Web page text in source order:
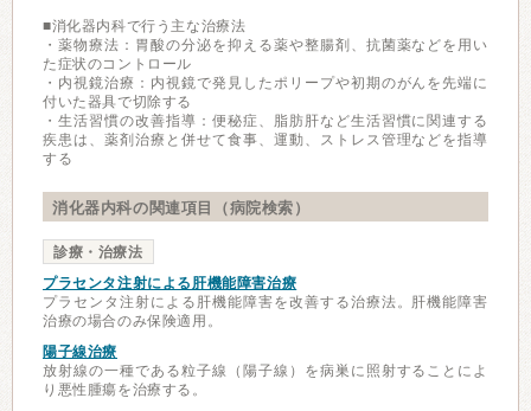
■消化器内科で行う主な治療法
・薬物療法：胃酸の分泌を抑える薬や整腸剤、抗菌薬などを用い
た症状のコントロール
・内視鏡治療：内視鏡で発見したポリープや初期のがんを先端に
付いた器具で切除する
・生活習慣の改善指導：便秘症、脂肪肝など生活習慣に関連する
疾患は、薬剤治療と併せて食事、運動、ストレス管理などを指導
する
消化器内科の関連項目（病院検索）
診療・治療法
プラセンタ注射による肝機能障害治療
プラセンタ注射による肝機能障害を改善する治療法。肝機能障害
治療の場合のみ保険適用。
陽子線治療
放射線の一種である粒子線（陽子線）を病巣に照射することによ
り悪性腫瘍を治療する。